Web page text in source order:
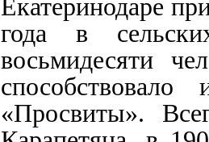
Екатеринодаре
года в
восьмидесяти
«Просвиты».